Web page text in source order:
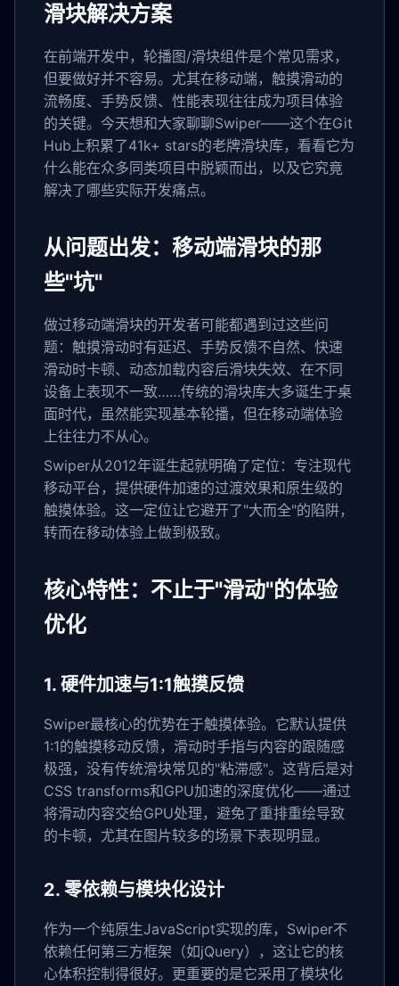
滑块解决方案
在前端开发中，轮播图/滑块组件是个常见需求，
但要做好并不容易。尤其在移动端，触摸滑动的
流畅度、手势反馈、性能表现往往成为项目体验
的关键。今天想和大家聊聊Swiper——这个在Git
Hub上积累了41k+ stars的老牌滑块库，看看它为
什么能在众多同类项目中脱颖而出，以及它究竟
解决了哪些实际开发痛点。
从问题出发：移动端滑块的那
些"坑"
做过移动端滑块的开发者可能都遇到过这些问
题：触摸滑动时有延迟、手势反馈不自然、快速
滑动时卡顿、动态加载内容后滑块失效、在不同
设备上表现不一致……传统的滑块库大多诞生于桌
面时代，虽然能实现基本轮播，但在移动端体验
上往往力不从心。
Swiper从2012年诞生起就明确了定位：专注现代
移动平台，提供硬件加速的过渡效果和原生级的
触摸体验。这一定位让它避开了"大而全"的陷阱，
转而在移动体验上做到极致。
核心特性：不止于"滑动"的体验
优化
1. 硬件加速与1:1触摸反馈
Swiper最核心的优势在于触摸体验。它默认提供
1:1的触摸移动反馈，滑动时手指与内容的跟随感
极强，没有传统滑块常见的"粘滞感"。这背后是对
CSS transforms和GPU加速的深度优化——通过
将滑动内容交给GPU处理，避免了重排重绘导致
的卡顿，尤其在图片较多的场景下表现明显。
2. 零依赖与模块化设计
作为一个纯原生JavaScript实现的库，Swiper不
依赖任何第三方框架（如jQuery），这让它的核
心体积控制得很好。更重要的是它采用了模块化